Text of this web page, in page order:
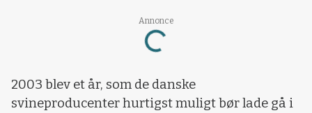
Annonce
Loading...
2003 blev et år, som de danske
svineproducenter hurtigst muligt bør lade gå i